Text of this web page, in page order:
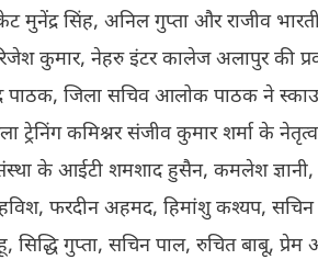
सिंह, अनिल गुप्ता और राजीव
कुमार, नेहरु इंटर कालेज अलापुर की
पाठक, जिला सचिव आलोक पाठक ने
ट्रेनिंग कमिश्नर संजीव कुमार शर्मा के
के आईटी शमशाद हुसैन, कमलेश ज्ञानी,
फरदीन अहमद, हिमांशु कश्यप, सचिन
सिद्धि गुप्ता, सचिन पाल, रुचित बाबू, प्रेम